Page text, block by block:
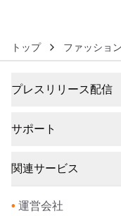
トップ ファッショ
プレスリリース配信
サポート
関連サービス
• 運営会社